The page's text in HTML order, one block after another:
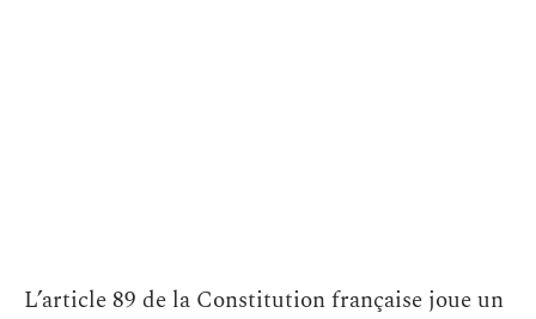
L’article 89 de la Constitution française joue un